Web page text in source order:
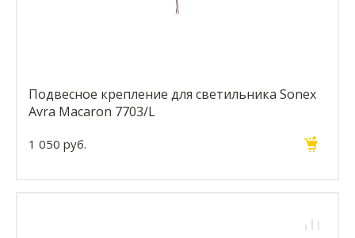
Подвесное крепление для светильника Sonex
Avra Macaron 7703/L
1 050 руб.